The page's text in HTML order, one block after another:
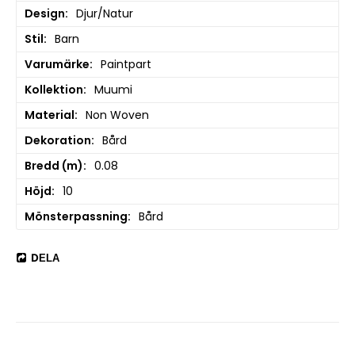
Design
Djur/Natur
Stil
Barn
Varumärke
Paintpart
Kollektion
Muumi
Material
Non Woven
Dekoration
Bård
Bredd (m)
0.08
Höjd
10
Mönsterpassning
Bård
DELA